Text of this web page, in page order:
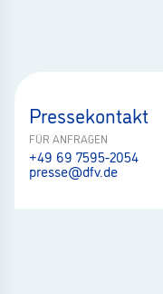
Pressekontakt
FÜR ANFRAGEN
+49 69 7595-2054
presse@dfv.de